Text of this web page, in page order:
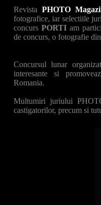
Revista PHOTO
fotografice, iar selectiile
concurs PORTI am
de concurs, o fotografie
Concursul lunar
interesante si
Romania.
Multumiri juriului
castigatorilor, precum si